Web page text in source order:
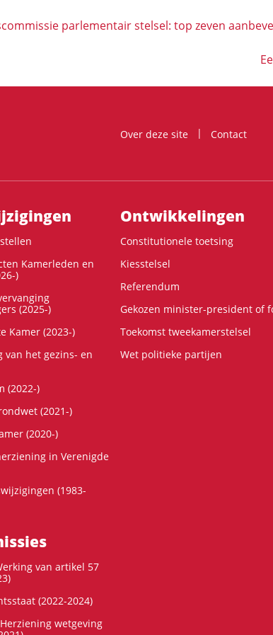
parlementair stelsel: top zeven
Over deze site
Contact
Kamerleden en
)
(2025-)
Kamer (2023-)
van het gezins- en
(2022-)
(2021-)
(2020-)
in Verenigde
(1983-
Ontwikke­lingen
Constitutionele toetsing
Kiesstelsel
Referendum
Gekozen minister-president of
Toekomst tweekamerstelsel
Wet politieke partijen
van artikel 57
(2022-2024)
wetgeving